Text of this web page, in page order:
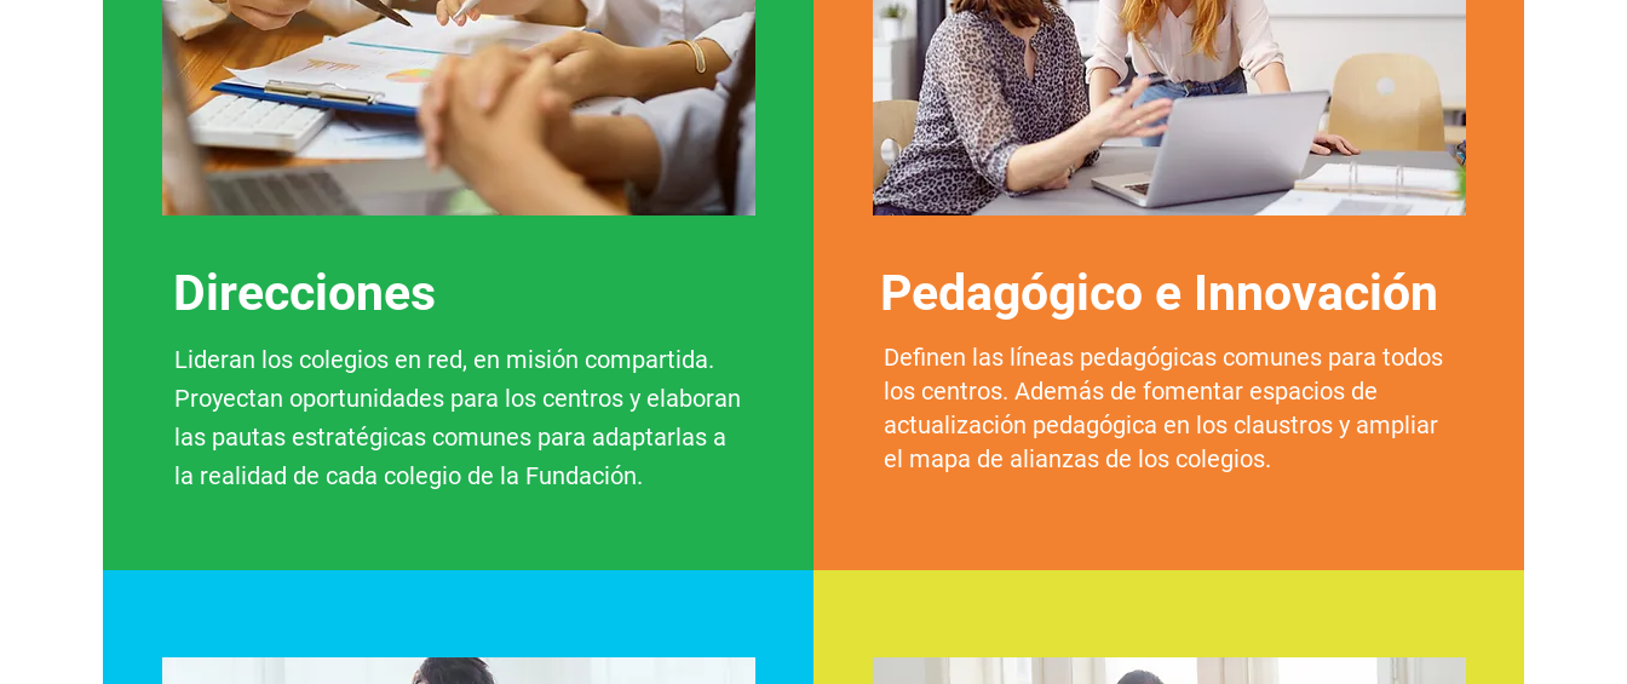
Direcciones
Lideran los colegios en red, en misión compartida.
Proyectan oportunidades para los centros y elaboran
las pautas estratégicas comunes para adaptarlas a
la realidad de cada colegio de la Fundación.
Pedagógico e Innovación
Definen las líneas pedagógicas comunes para todos
los centros. Además de fomentar espacios de
actualización pedagógica en los claustros y ampliar
el mapa de alianzas de los colegios.